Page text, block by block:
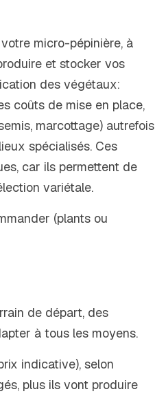
micro-pépinière, à
et stocker vos
des végétaux:
coûts de mise en place,
marcottage) autrefois
spécialisés. Ces
car ils permettent de
variétale.
(plants ou
de départ, des
à tous les moyens.
indicative), selon
plus ils vont produire